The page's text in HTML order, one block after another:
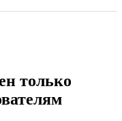
только